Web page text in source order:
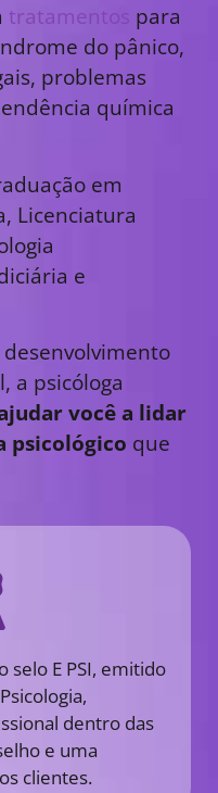
tratamentos para
do pânico,
problemas
química
em
Licenciatura
e
a psicóloga
você a lidar
psicológico que
selo E PSI, emitido
dentro das
e uma
clientes.